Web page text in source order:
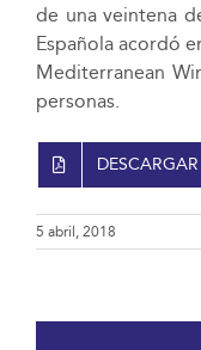
de una veintena
Española acordó
Mediterranean
personas.
5 abril, 2018